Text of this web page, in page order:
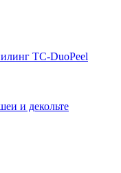
TC-DuoPeel
и декольте